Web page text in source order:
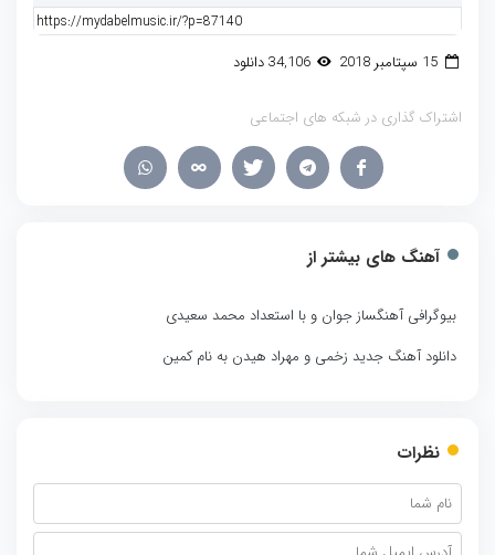
15 سپتامبر 2018 34,106 دانلود
اشتراک گذاری در شبکه های اجتماعی
آهنگ های بیشتر از
بیوگرافی آهنگساز جوان و با استعداد محمد سعیدی
دانلود آهنگ جدید زخمی و مهراد هیدن به نام کمین
نظرات